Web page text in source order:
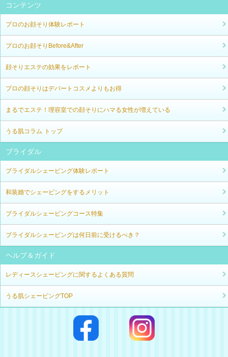
コンテンツ
プロのお顔そり体験レポート
プロのお顔そりBefore&After
顔そりエステの効果をレポート
プロの顔そりはデパートコスメよりもお得
まるでエステ！理容室での顔そりにハマる女性が増えている
うる肌コラム トップ
ブライダル
ブライダルシェービング体験レポート
和装婚でシェービングをするメリット
ブライダルシェービングコース特集
ブライダルシェービングは何日前に受けるべき？
ヘルプ＆ガイド
レディースシェービングに関するよくある質問
うる肌シェービングTOP